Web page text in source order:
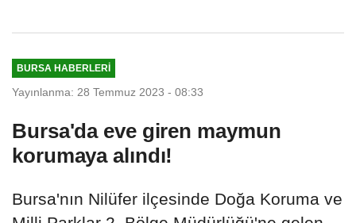
BURSA HABERLERI
Yayınlanma: 28 Temmuz 2023 - 08:33
Bursa'da eve giren maymun
korumaya alındı!
Bursa'nın Nilüfer ilçesinde Doğa Koruma ve